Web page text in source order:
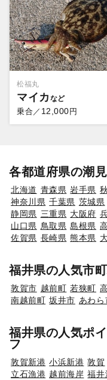
松福丸
マイカ
乗合／ 12,000円
各都道府県の潮
北海道 青森県 岩手県
神奈川県 千葉県 茨城県
静岡県 三重県 大阪府
山口県 鳥取県 島根県
佐賀県 長崎県 熊本県
福井県の人気市
敦賀市 越前町 若狭町
南越前町 坂井市 あわら
福井県の人気ポ
フ
敦賀新港 小浜新港 敦賀
立石漁港 越前海岸 福井